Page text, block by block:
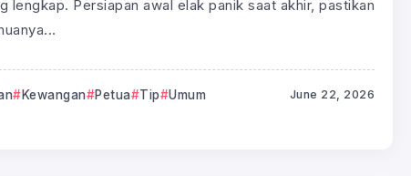
lengkap. Persiapan awal elak panik saat akhir, pastikan
Kewangan Petua Tip Umum June 22, 2026